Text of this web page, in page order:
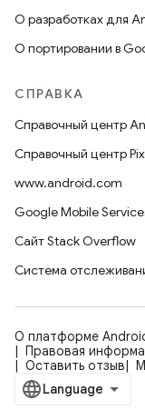
О разработках для
О портировании в
СПРАВКА
Справочный центр
Справочный центр
www.android.com
Google Mobile
Сайт Stack Overflow
Система
О платформе
Правовая
Оставить отзыв